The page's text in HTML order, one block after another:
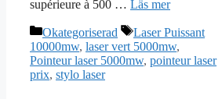
supérieure à 500 … Läs mer
Kategorier
Okategoriserad Etiketter
Laser Puissant
10000mw, laser vert 5000mw,
Pointeur laser 5000mw, pointeur laser
prix, stylo laser